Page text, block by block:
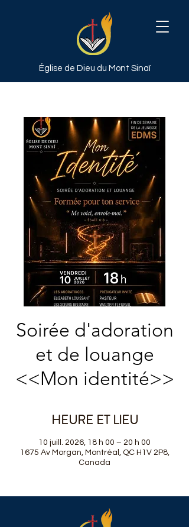
Église de Dieu du Mont Sinaï
Soirée d'adoration
et de louange
<<Mon identité>>
HEURE ET LIEU
10 juill. 2026, 18 h 00 – 20 h 00
1675 Av Morgan, Montréal, QC H1V 2P8,
Canada